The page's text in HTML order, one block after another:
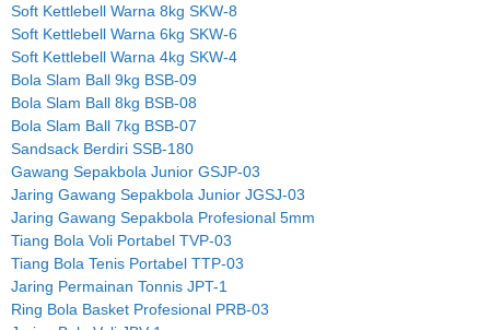
Soft Kettlebell Warna 8kg SKW-8
Soft Kettlebell Warna 6kg SKW-6
Soft Kettlebell Warna 4kg SKW-4
Bola Slam Ball 9kg BSB-09
Bola Slam Ball 8kg BSB-08
Bola Slam Ball 7kg BSB-07
Sandsack Berdiri SSB-180
Gawang Sepakbola Junior GSJP-03
Jaring Gawang Sepakbola Junior JGSJ-03
Jaring Gawang Sepakbola Profesional 5mm
Tiang Bola Voli Portabel TVP-03
Tiang Bola Tenis Portabel TTP-03
Jaring Permainan Tonnis JPT-1
Ring Bola Basket Profesional PRB-03